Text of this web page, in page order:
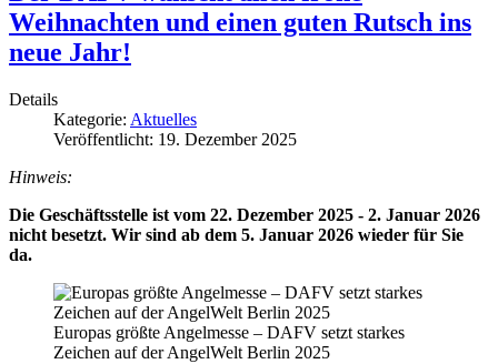
Weihnachten und einen guten Rutsch ins
neue Jahr!
Details
Kategorie: Aktuelles
Veröffentlicht: 19. Dezember 2025
Hinweis:
Die Geschäftsstelle ist vom 22. Dezember 2025 - 2. Januar 2026
nicht besetzt. Wir sind ab dem 5. Januar 2026 wieder für Sie
da.
Europas größte Angelmesse – DAFV setzt starkes
Zeichen auf der AngelWelt Berlin 2025